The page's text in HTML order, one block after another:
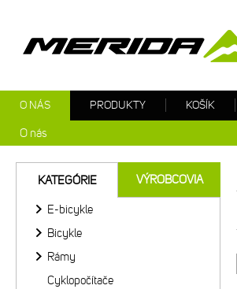
KATEGÓRIE VÝROBCOVIA
E-bicykle
Bicykle
Rámy
Cyklopočítače
O NÁS
O nás
PRODUKTY KOŠÍK